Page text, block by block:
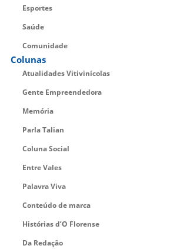
Esportes
Saúde
Comunidade
Colunas
Atualidades Vitivinícolas
Gente Empreendedora
Memória
Parla Talian
Coluna Social
Entre Vales
Palavra Viva
Conteúdo de marca
Histórias d’O Florense
Da Redação